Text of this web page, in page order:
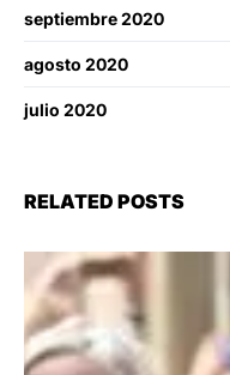
septiembre 2020
agosto 2020
julio 2020
RELATED POSTS